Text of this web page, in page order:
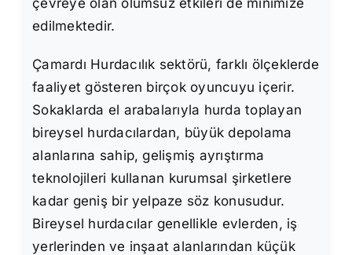
edilmektedir.
Çamardı Hurdacılık sektörü, farklı ölçeklerde
faaliyet gösteren birçok oyuncuyu içerir.
Sokaklarda el arabalarıyla hurda toplayan
bireysel hurdacılardan, büyük depolama
alanlarına sahip, gelişmiş ayrıştırma
teknolojileri kullanan kurumsal şirketlere
kadar geniş bir yelpaze söz konusudur.
Bireysel hurdacılar genellikle evlerden, iş
yerlerinden ve inşaat alanlarından küçük